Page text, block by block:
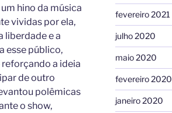
hino da música
vividas por ela,
liberdade e a
esse público,
a ideia
de outro
polêmicas
o show,
fevereiro 2021
julho 2020
maio 2020
fevereiro 2020
janeiro 2020